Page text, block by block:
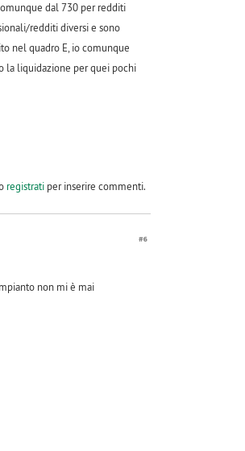
dal 730 per redditi
redditi diversi e sono
nel quadro E, io comunque
la liquidazione per quei pochi
registratiper inserire commenti.
#6
non mi è mai